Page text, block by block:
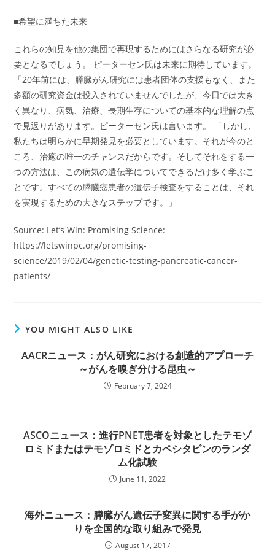
■希望に満ちた未来
これらの知見を他の集団で再現するためにはさらなる研究が必
要となるでしょう。 ピーターセン氏は未来に期待しています。
「20年前には、膵臓がん研究には患者団体の支援もなく、また
多額の研究資金は投入されていませんでしたが、今日では大き
く異なり、病気、治療、長期生存についての基本的な理解の点
で見返りがあります。ピーターセン氏は言います。 「しかし、
私たちは明らかに早期発見を必要としています。それが今のと
ころ、治癒の唯一のチャンスだからです。そしてそれをする一
つの方法は、この病気の遺伝学についてできるだけ多く学ぶこ
とです。すべての膵臓癌患者の遺伝子検査をすることは、それ
を実現するための大きなステップです。」
Source: Let’s Win: Promising Science:
https://letswinpc.org/promising-
science/2019/02/04/genetic-testing-pancreatic-cancer-
patients/
YOU MIGHT ALSO LIKE
AACRニュース：がん研究における創造的アプローチ
～がんを嗅ぎ分ける昆虫～
February 7, 2024
ASCOニュース：進行PNET患者を対象としたテモゾ
ロミドまたはテモゾロミドとカペシタビンのランダ
ム化試験
June 11, 2022
海外ニュース：膵臓がん遺伝子変異に関する手がか
りを全国的な取り組みで発見
August 17, 2017